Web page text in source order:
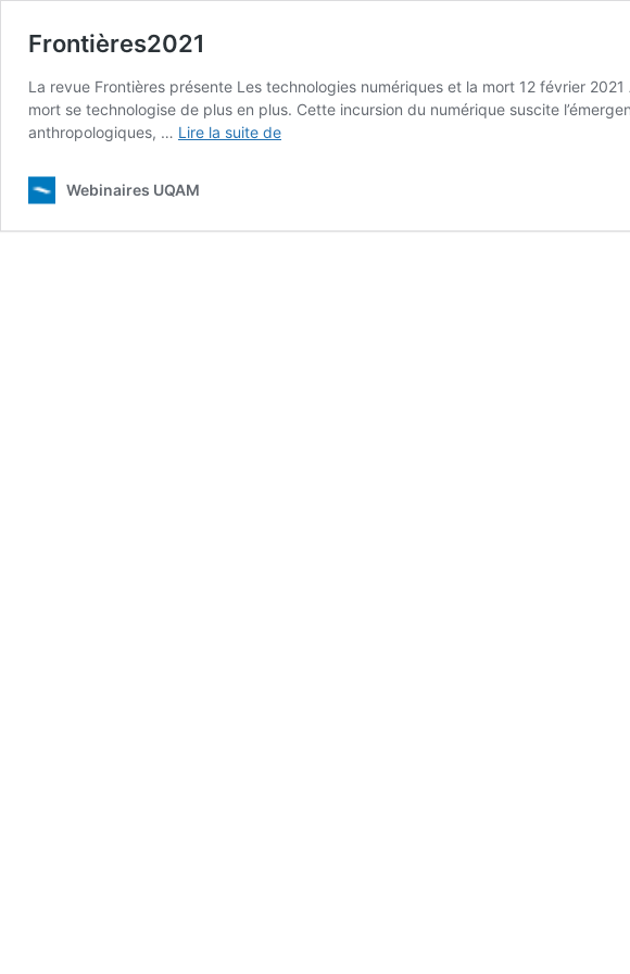
Frontières2021
La revue Frontières présente Les technologies numériques et la mort 12 février
mort se technologise de plus en plus. Cette incursion du numérique suscite
anthropologiques, … Lire la suite deFrontières2021
Webinaires UQAM